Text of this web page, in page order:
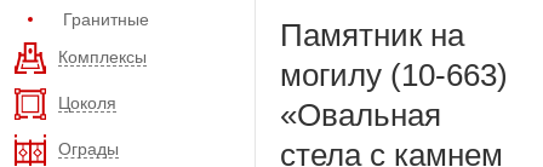
Гранитные
Комплексы
Цоколя
Ограды
Памятник на
могилу (10-663)
«Овальная
стела с камнем